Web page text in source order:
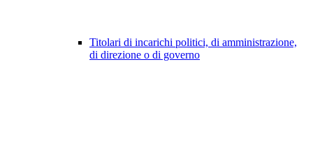
Titolari di incarichi politici, di amministrazione,
di direzione o di governo